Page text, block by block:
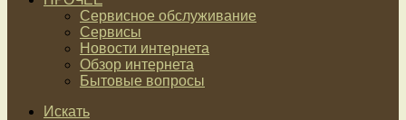
Сервисное обслуживание
Сервисы
Новости интернета
Обзор интернета
Бытовые вопросы
Искать